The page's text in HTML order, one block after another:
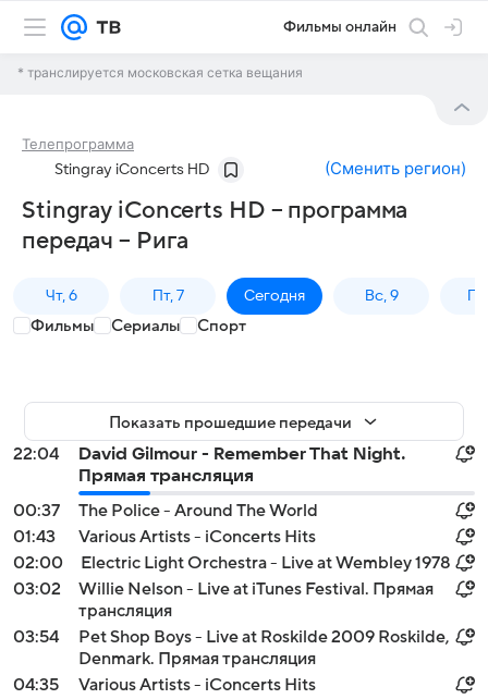
Фильмы онлайн
* транслируется московская сетка вещания
Телепрограмма
Stingray iConcerts HD (Сменить регион)
Stingray iConcerts HD – программа
передач – Рига
Чт, 6 Пт, 7 Сегодня Вс, 9
Фильмы Сериалы Спорт
Показать прошедшие передачи
22:04
David Gilmour - Remember That Night.
Прямая трансляция
00:37
The Police - Around The World
01:43
Various Artists - iConcerts Hits
02:00
Electric Light Orchestra - Live at Wembley 1978
03:02
Willie Nelson - Live at iTunes Festival. Прямая
трансляция
03:54
Pet Shop Boys - Live at Roskilde 2009 Roskilde,
Denmark. Прямая трансляция
04:35
Various Artists - iConcerts Hits